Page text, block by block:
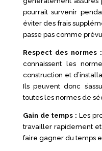
pourrait survenir
éviter des frais
passe pas comme
Respect des normes :
connaissent les
construction et
Ils peuvent donc
toutes les normes de
Gain de temps : Les
travailler rapidement
faire gagner du temps